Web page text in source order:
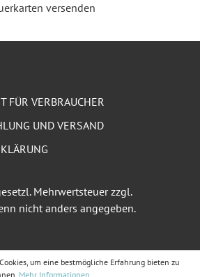
versenden
FÜR VERBRAUCHER
UND VERSAND
Mehrwertsteuer zzgl.
nicht anders angegeben.
um eine bestmögliche Erfahrung bieten zu
Mehr Informationen ...